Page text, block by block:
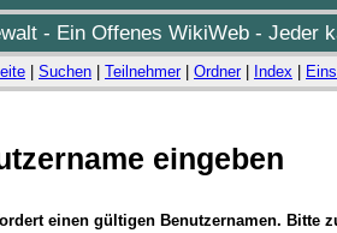
- Ein Offenes WikiWeb - Jeder
Suchen Teilnehmer| Ordner| Index
eingeben
einen gültigen Benutzernamen. Bitte